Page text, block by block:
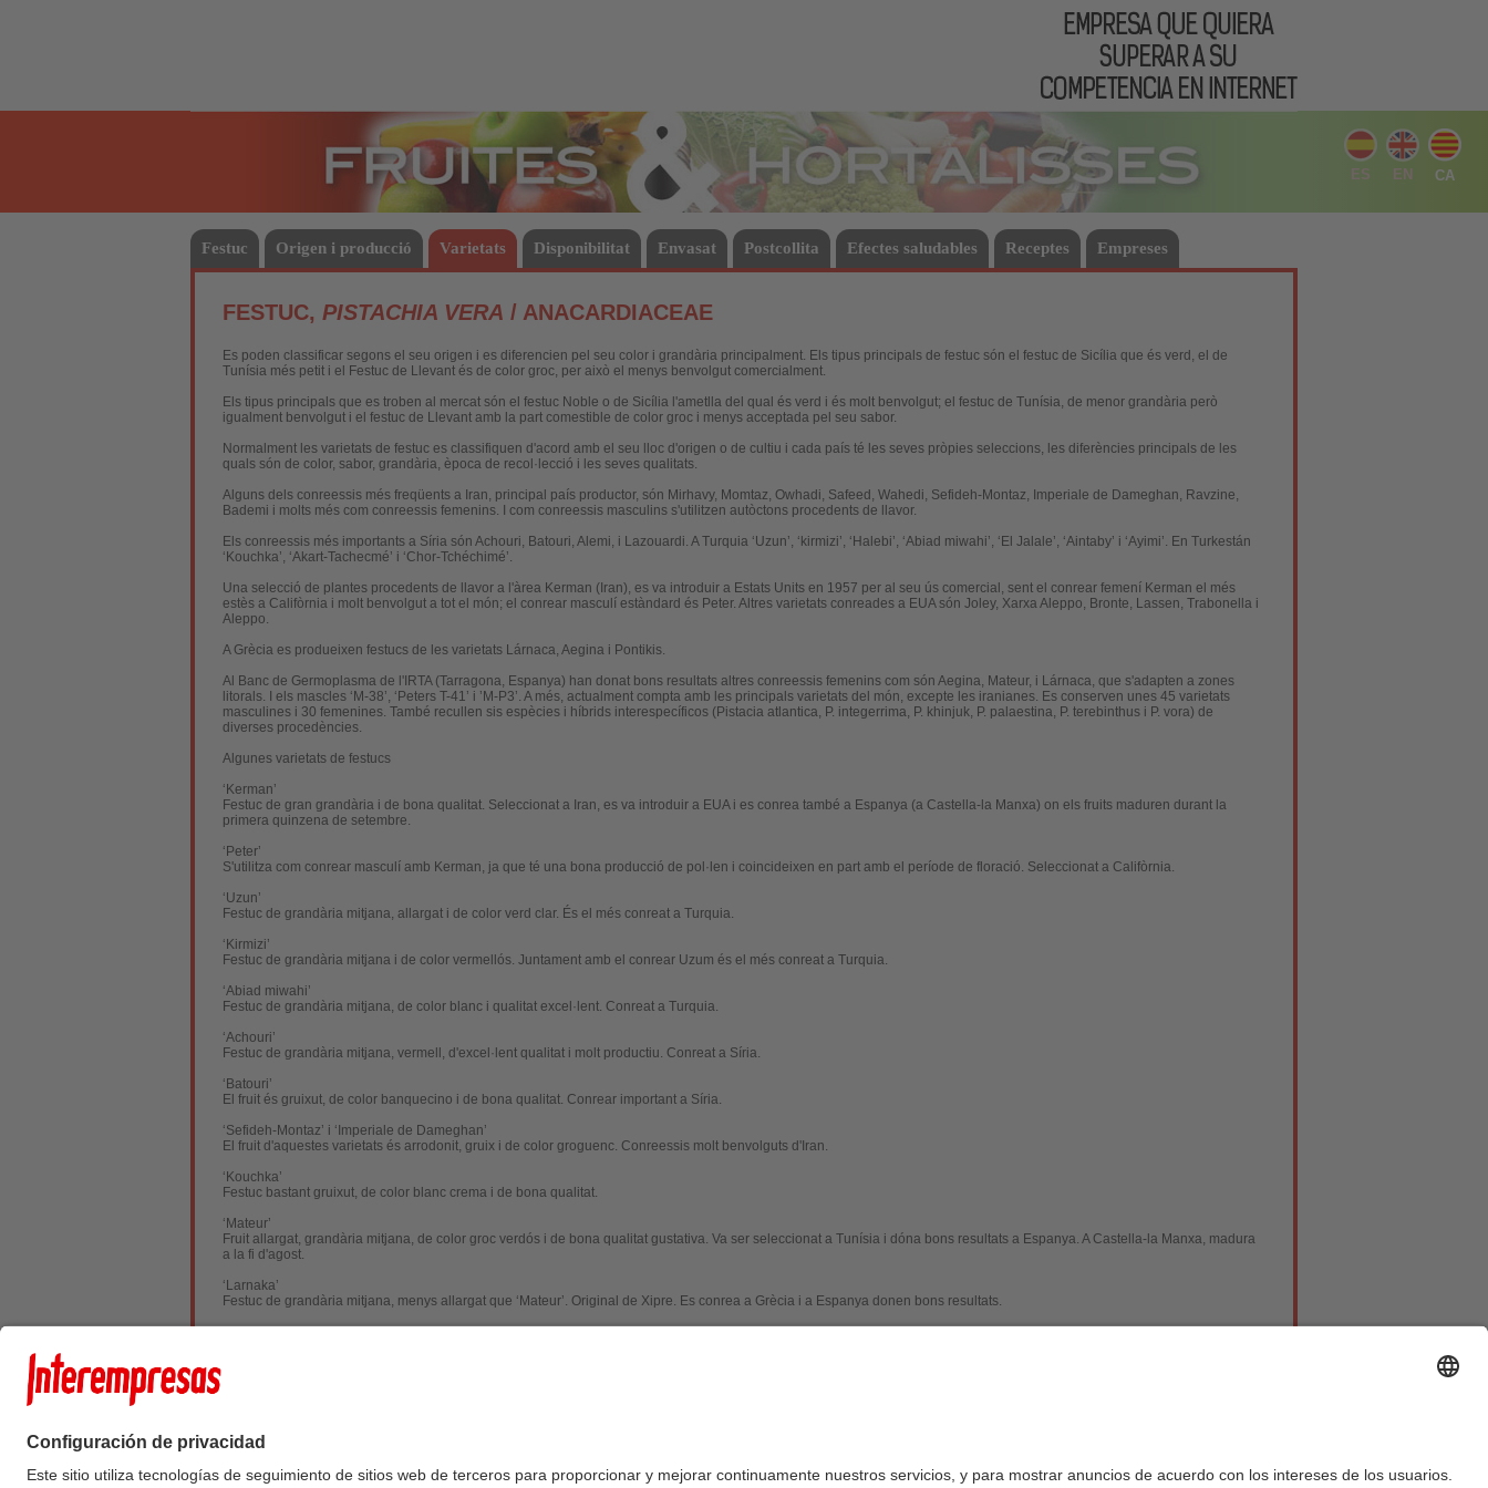
Hortalisses
ES EN CA
Festuc Origen i producció Varietats Disponibilitat Envasat Postcollita Efectes saludables Receptes Empreses
FESTUC, PISTACHIA VERA / ANACARDIACEAE
Es poden classificar segons el seu origen i es diferencien pel seu color i grandària principalment. Els tipus principals de festuc són el festuc de Sicília que és verd, el de
Tunísia més petit i el Festuc de Llevant és de color groc, per això el menys benvolgut comercialment.
Els tipus principals que es troben al mercat són el festuc Noble o de Sicília l'ametlla del qual és verd i és molt benvolgut; el festuc de Tunísia, de menor grandària però
igualment benvolgut i el festuc de Llevant amb la part comestible de color groc i menys acceptada pel seu sabor.
Normalment les varietats de festuc es classifiquen d'acord amb el seu lloc d'origen o de cultiu i cada país té les seves pròpies seleccions, les diferències principals de les
quals són de color, sabor, grandària, època de recol·lecció i les seves qualitats.
Alguns dels conreessis més freqüents a Iran, principal país productor, són Mirhavy, Momtaz, Owhadi, Safeed, Wahedi, Sefideh-Montaz, Imperiale de Dameghan, Ravzine,
Bademi i molts més com conreessis femenins. I com conreessis masculins s'utilitzen autòctons procedents de llavor.
Els conreessis més importants a Síria són Achouri, Batouri, Alemi, i Lazouardi. A Turquia ‘Uzun’, ‘ kirmizi’, ‘Halebi’, ‘Abiad miwahi’, ‘El Jalale’, ‘Aintaby’ i ‘Ayimi’. En Turkestán
‘ Kouchka’, ‘Akart-Tachecmé’ i ‘Chor-Tchéchimé’.
Una selecció de plantes procedents de llavor a l'àrea Kerman (Iran), es va introduir a Estats Units en 1957 per al seu ús comercial, sent el conrear femení Kerman el més
estès a Califòrnia i molt benvolgut a tot el món; el conrear masculí estàndard és Peter. Altres varietats conreades a EUA són Joley, Xarxa Aleppo, Bronte, Lassen, Trabonella i
Aleppo.
A Grècia es produeixen festucs de les varietats Lárnaca, Aegina i Pontikis.
Al Banc de Germoplasma de l'IRTA (Tarragona, Espanya) han donat bons resultats altres conreessis femenins com són Aegina, Mateur, i Lárnaca, que s'adapten a zones
litorals. I els mascles ‘M-38’, ‘Peters T-41’ i ’M-P3’. A més, actualment compta amb les principals varietats del món, excepte les iranianes. Es conserven unes 45 varietats
masculines i 30 femenines. També recullen sis espècies i híbrids interespecíficos (Pistacia atlantica, P. integerrima, P. khinjuk, P. palaestina, P. terebinthus i P. vora) de
diverses procedències.
Algunes varietats de festucs
‘Kerman’
Festuc de gran grandària i de bona qualitat. Seleccionat a Iran, es va introduir a EUA i es conrea també a Espanya (a Castella-la Manxa) on els fruits maduren durant la
primera quinzena de setembre.
‘Peter’
S'utilitza com conrear masculí amb Kerman, ja que té una bona producció de pol·len i coincideixen en part amb el període de floració. Seleccionat a Califòrnia.
‘Uzun’
Festuc de grandària mitjana, allargat i de color verd clar. És el més conreat a Turquia.
‘Kirmizi’
Festuc de grandària mitjana i de color vermellós. Juntament amb el conrear Uzum és el més conreat a Turquia.
‘Abiad miwahi’
Festuc de grandària mitjana, de color blanc i qualitat excel·lent. Conreat a Turquia.
‘Achouri’
Festuc de grandària mitjana, vermell, d'excel·lent qualitat i molt productiu. Conreat a Síria.
‘Batouri’
El fruit és gruixut, de color banquecino i de bona qualitat. Conrear important a Síria.
‘Sefideh-Montaz’ i ‘Imperiale de Dameghan’
El fruit d'aquestes varietats és arrodonit, gruix i de color groguenc. Conreessis molt benvolguts d'Iran.
‘Kouchka’
Festuc bastant gruixut, de color blanc crema i de bona qualitat.
‘Mateur’
Fruit allargat, grandària mitjana, de color groc verdós i de bona qualitat gustativa. Va ser seleccionat a Tunísia i dóna bons resultats a Espanya. A Castella-la Manxa, madura
a la fi d'agost.
‘Larnaka’
Festuc de grandària mitjana, menys allargat que ‘ Mateur’. Original de Xipre. Es conrea a Grècia i a Espanya donen bons resultats.